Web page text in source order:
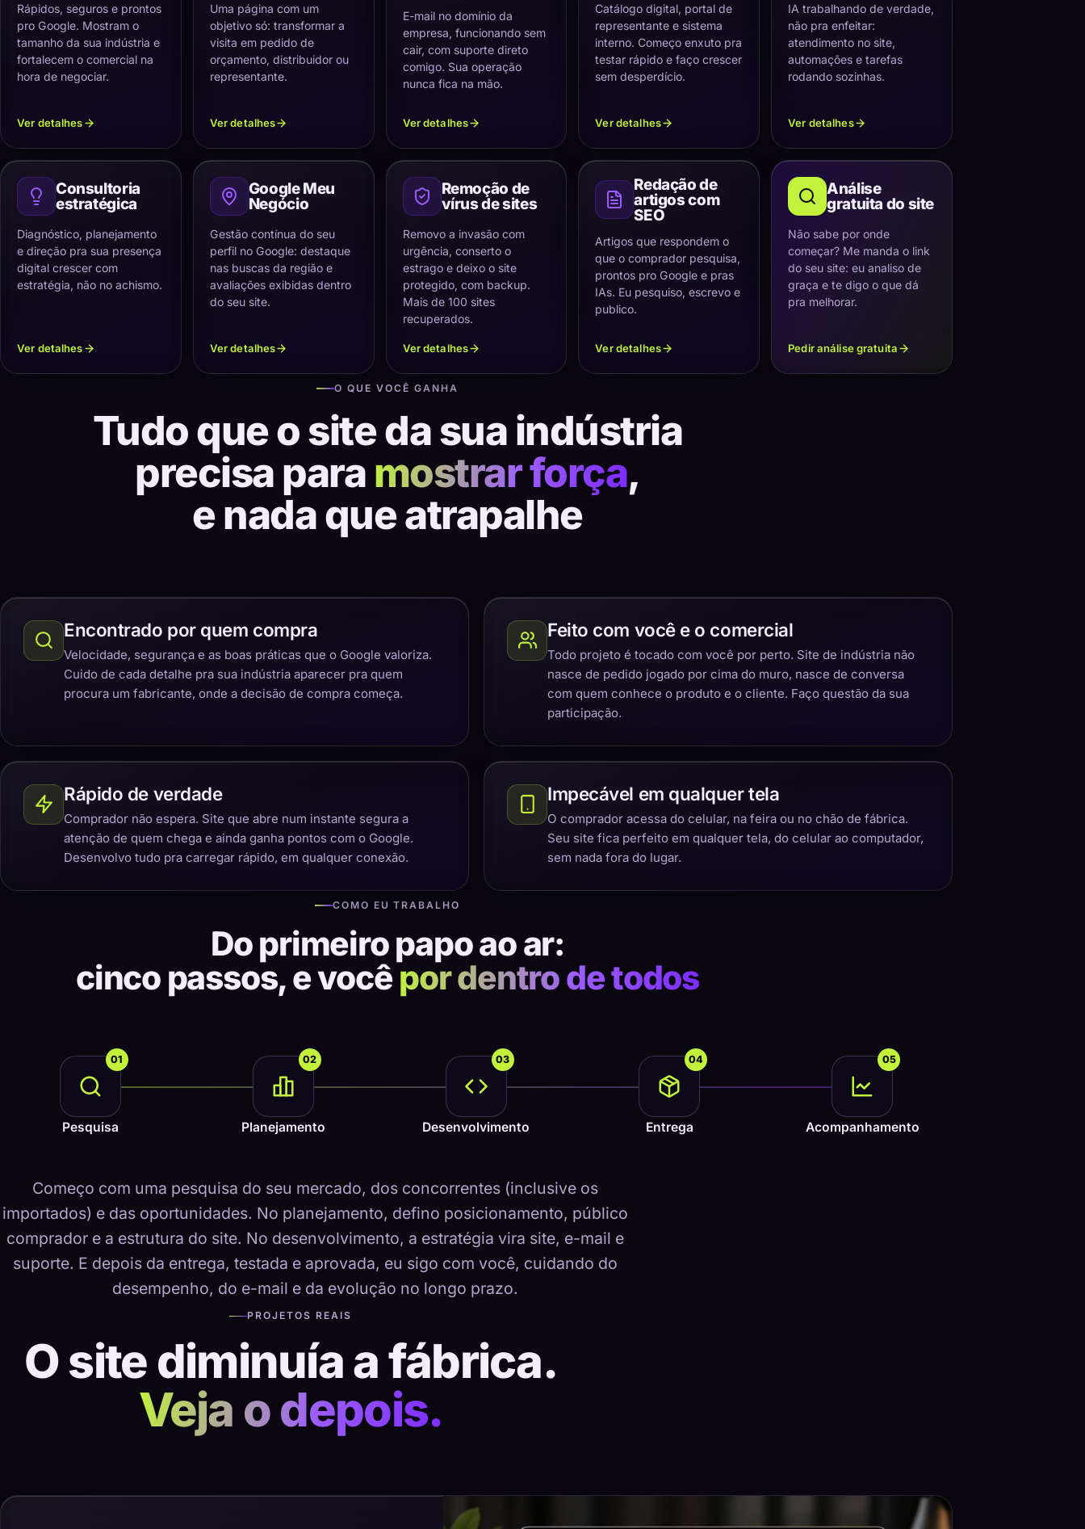
Rápidos, seguros e prontos
pro Google. Mostram o
tamanho da sua indústria e
fortalecem o comercial na
hora de negociar.
Ver detalhes
Uma página com um
objetivo só: transformar a
visita em pedido de
orçamento, distribuidor ou
representante.
Ver detalhes
E-mail no domínio da
empresa, funcionando sem
cair, com suporte direto
comigo. Sua operação
nunca fica na mão.
Ver detalhes
Catálogo digital, portal de
representante e sistema
interno. Começo enxuto pra
testar rápido e faço crescer
sem desperdício.
Ver detalhes
IA trabalhando de verdade,
não pra enfeitar:
atendimento no site,
automações e tarefas
rodando sozinhas.
Ver detalhes
Consultoria
estratégica
Diagnóstico, planejamento
e direção pra sua presença
digital crescer com
estratégia, não no achismo.
Ver detalhes
Google Meu
Negócio
Gestão contínua do seu
perfil no Google: destaque
nas buscas da região e
avaliações exibidas dentro
do seu site.
Ver detalhes
Remoção de
vírus de sites
Removo a invasão com
urgência, conserto o
estrago e deixo o site
protegido, com backup.
Mais de 100 sites
recuperados.
Ver detalhes
Redação de
artigos com
SEO
Artigos que respondem o
que o comprador pesquisa,
prontos pro Google e pras
IAs. Eu pesquiso, escrevo e
publico.
Ver detalhes
Análise
gratuita do site
Não sabe por onde
começar? Me manda o link
do seu site: eu analiso de
graça e te digo o que dá
pra melhorar.
Pedir análise gratuita
O QUE VOCÊ GANHA
Tudo que o site da sua indústria
precisa para mostrar força,
e nada que atrapalhe
Encontrado por quem compra
Velocidade, segurança e as boas práticas que o Google valoriza.
Cuido de cada detalhe pra sua indústria aparecer pra quem
procura um fabricante, onde a decisão de compra começa.
Feito com você e o comercial
Todo projeto é tocado com você por perto. Site de indústria não
nasce de pedido jogado por cima do muro, nasce de conversa
com quem conhece o produto e o cliente. Faço questão da sua
participação.
Rápido de verdade
Comprador não espera. Site que abre num instante segura a
atenção de quem chega e ainda ganha pontos com o Google.
Desenvolvo tudo pra carregar rápido, em qualquer conexão.
Impecável em qualquer tela
O comprador acessa do celular, na feira ou no chão de fábrica.
Seu site fica perfeito em qualquer tela, do celular ao computador,
sem nada fora do lugar.
COMO EU TRABALHO
Do primeiro papo ao ar:
cinco passos, e vocêpor dentro de todos
01
Pesquisa
02
Planejamento
03
Desenvolvimento
04
Entrega
05
Acompanhamento
Começo com uma pesquisa do seu mercado, dos concorrentes (inclusive os
importados) e das oportunidades. No planejamento, defino posicionamento, público
comprador e a estrutura do site. No desenvolvimento, a estratégia vira site, e-mail e
suporte. E depois da entrega, testada e aprovada, eu sigo com você, cuidando do
desempenho, do e-mail e da evolução no longo prazo.
PROJETOS REAIS
O site diminuía a fábrica.
Veja o depois.